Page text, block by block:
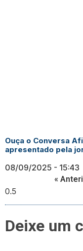
Ouça o Conversa
apresentado pela
08/09/2025 15:43
«
Deixe um